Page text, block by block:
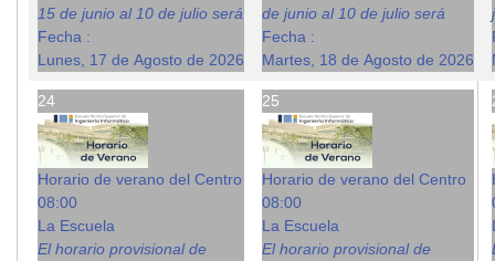
15 de junio al 10 de julio será
Fecha :
Lunes, 17 de Agosto de 2026
de junio al 10 de julio será
Fecha :
Martes, 18 de Agosto de 2026
24
Horario de verano del Centro
08:00
La Escuela
El horario provisional de
25
Horario de verano del Centro
08:00
La Escuela
El horario provisional de